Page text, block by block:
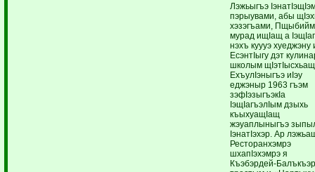
Лэжьыгъэ
пэрыувами, абы
хэзэгъами, Пщыбийм
мурад ищIащ а
нэхъ куууэ хуеджэну
ЕсэнтIыгу дэт
школым
ЕхъулIэныгъэ иIэу
еджэныр 1963 гъэм
зэфIэзыгъэкIа
IэщIагъэлIым дзыхь
къыхуащIащ
жэуаплыныгъэ
IэнатIэхэр. Ар
Ресторанхэмрэ
шхапIэхэмрэ я
Къэбэрдей-